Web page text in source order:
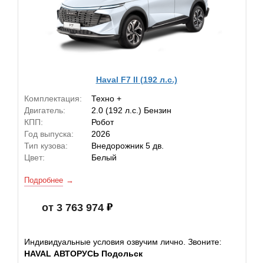
Haval F7 II (192 л.с.)
Комплектация:
Техно +
Двигатель:
2.0 (192 л.с.) Бензин
КПП:
Робот
Год выпуска:
2026
Тип кузова:
Внедорожник 5 дв.
Цвет:
Белый
Подробнее
от 3 763 974
Индивидуальные условия озвучим лично. Звоните:
HAVAL АВТОРУСЬ Подольск